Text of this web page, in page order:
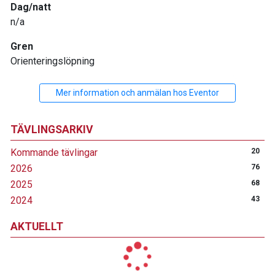
TÄVLINGSARKIV
Kommande tävlingar 20
2026 76
2025 68
2024 43
AKTUELLT
Dag/natt
n/a
Gren
Orienteringslöpning
Mer information och anmälan hos Eventor